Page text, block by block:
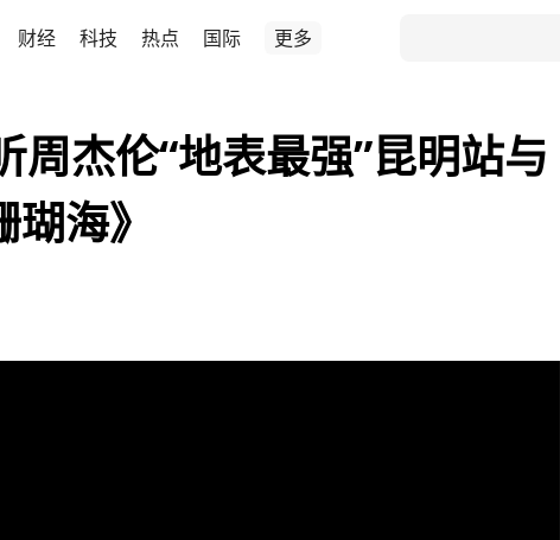
财经 科技 热点 国际 更多
周杰伦“地表最强”昆明站与
海》